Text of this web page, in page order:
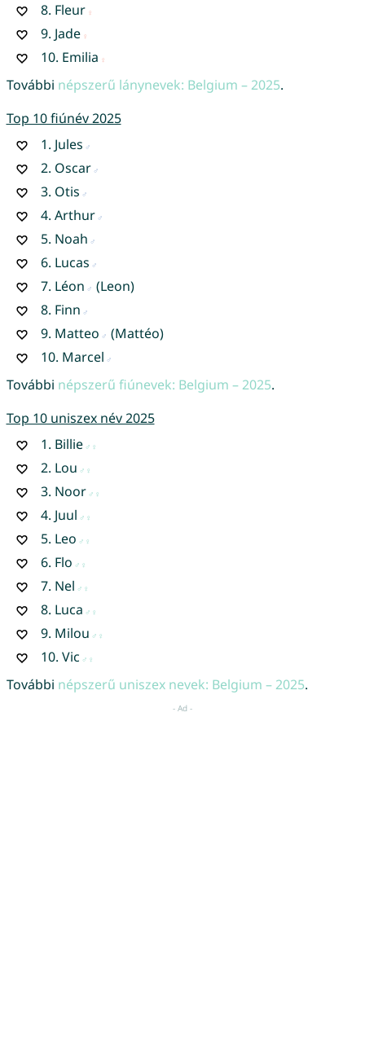
8. Fleur
9. Jade
10. Emilia
További népszerű lánynevek: Belgium – 2025.
Top 10 fiúnév 2025
1. Jules
2. Oscar
3. Otis
4. Arthur
5. Noah
6. Lucas
7. Léon
(Leon)
8. Finn
9. Matteo
(Mattéo)
10. Marcel
További népszerű fiúnevek: Belgium – 2025.
Top 10 uniszex név 2025
1. Billie
2. Lou
3. Noor
4. Juul
5. Leo
6. Flo
7. Nel
8. Luca
9. Milou
10. Vic
További népszerű uniszex nevek: Belgium – 2025.